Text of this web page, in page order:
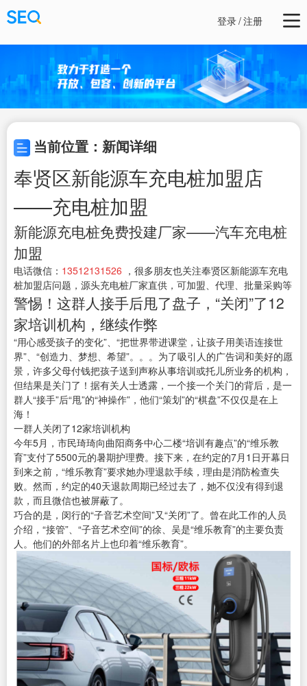
登录/注册
当前位置：新闻详细
奉贤区新能源车充电桩加盟店
——充电桩加盟
新能源充电桩免费投建厂家——汽车充电桩
加盟
电话微信： 13512131526 ，很多朋友也关注奉贤区新能源车充电
桩加盟店问题，源头充电桩厂家直供，可加盟、代理、批量采购等
警惕！这群人接手后甩了盘子，“关闭”了12
家培训机构，继续作弊
“用心感受孩子的变化”、“把世界带进课堂，让孩子用美语连接世
界”、“创造力、梦想、希望”。。。为了吸引人的广告词和美好的愿
景，许多父母付钱把孩子送到声称从事培训或托儿所业务的机构，
但结果是关门了！据有关人士透露，一个接一个关门的背后，是一
群人“接手”后“甩”的“神操作”，他们“策划”的“棋盘”不仅仅是在上
海！
一群人关闭了12家培训机构
今年5月，市民琦琦向曲阳商务中心二楼“培训有趣点”的“维乐教
育”支付了5500元的暑期护理费。接下来，在约定的7月1日开幕日
到来之前，“维乐教育”要求她办理退款手续，理由是消防检查失
败。然而，约定的40天退款周期已经过去了，她不仅没有得到退
款，而且微信也被屏蔽了。
巧合的是，闵行的“子音艺术空间”又“关闭”了。曾在此工作的人员
介绍，“接管”、“子音艺术空间”的徐、吴是“维乐教育”的主要负责
人。他们的外部名片上也印着“维乐教育”。